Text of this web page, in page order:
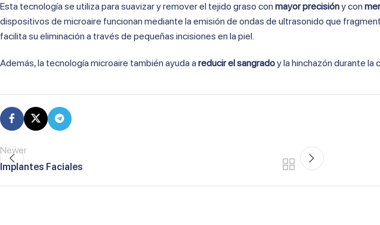
Esta tecnología se utiliza para suavizar y remover el tejido graso con mayor precisióny con
dispositivos de microaire funcionan mediante la emisión de ondas de ultrasonido que
facilita su eliminación a través de pequeñas incisiones en la piel.
Además, la tecnología microaire también ayuda a reducir el sangradoy la hinchazón durante la
Newer
Implantes Faciales